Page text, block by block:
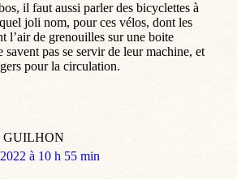
il faut aussi parler des bicyclettes à
joli nom, pour ces vélos, dont les
l’air de grenouilles sur une boite
savent pas se servir de leur machine, et
pour la circulation.
GUILHON
à 10 h 55 min